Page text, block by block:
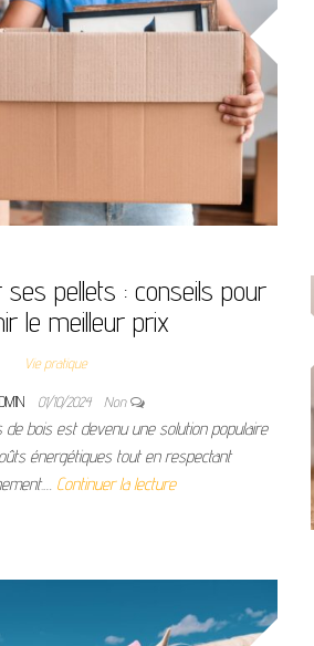
pellets : conseils pour
le meilleur prix
Vie pratique
01/10/2024 Non
de bois est devenu une solution populaire
énergétiques tout en respectant
Continuer la lecture